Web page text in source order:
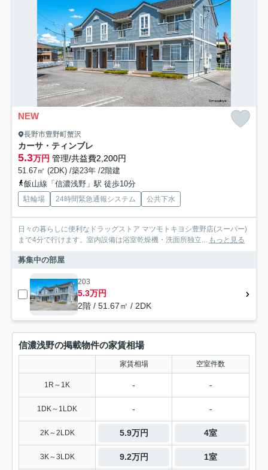
NEW
長野市豊野町蟹沢
カーサ・ティンブレ
5.3万円 管理/共益費2,200円
51.67㎡ (2DK) /築23年 /2階建
飯山線「信濃浅野」駅 徒歩10分
駐輪場 24時間緊急通報システム 公共下水
日々の暮らしに便利なドラッグストア マツモトキヨシ豊野店(スーパー)
まで4分で行けます。室内設備は浴室乾燥機・洗面所独立... もっと見る
募集中の部屋
203
5.3万円
2階 / 51.67㎡ / 2DK
信濃浅野の掲載物件の家賃相場
家賃相場 空室件数
1R～1K - -
1DK～1LDK - -
2K～2LDK 5.9万円 4室
3K～3LDK 9.2万円 1室